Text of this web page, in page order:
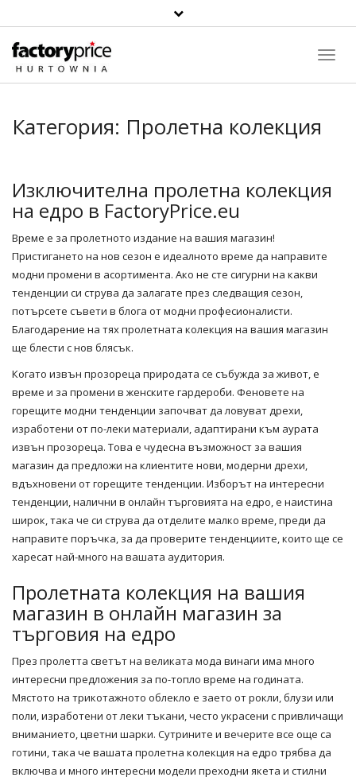
Категория: Пролетна колекция
Изключителна пролетна колекция
на едро в FactoryPrice.eu
Време е за пролетното издание на вашия магазин!
Пристигането на нов сезон е идеалното време да направите
модни промени в асортимента. Ако не сте сигурни на какви
тенденции си струва да залагате през следващия сезон,
потърсете съвети в блога от модни професионалисти.
Благодарение на тях пролетната колекция на вашия магазин
ще блести с нов блясък.
Когато извън прозореца природата се събужда за живот, е
време и за промени в женските гардероби. Феновете на
горещите модни тенденции започват да ловуват дрехи,
изработени от по-леки материали, адаптирани към аурата
извън прозореца. Това е чудесна възможност за вашия
магазин да предложи на клиентите нови, модерни дрехи,
вдъхновени от горещите тенденции. Изборът на интересни
тенденции, налични в онлайн търговията на едро, е наистина
широк, така че си струва да отделите малко време, преди да
направите поръчка, за да проверите тенденциите, които ще се
харесат най-много на вашата аудитория.
Пролетната колекция на вашия
магазин в онлайн магазин за
търговия на едро
През пролетта светът на великата мода винаги има много
интересни предложения за по-топло време на годината.
Мястото на трикотажното облекло е заето от рокли,блузи или
поли, изработени от леки тъкани, често украсени с привличащи
вниманието, цветни шарки. Сутрините и вечерите все още са
готини, така че вашата пролетна колекция на едро трябва да
включва и много интересни модели преходни якета и стилни